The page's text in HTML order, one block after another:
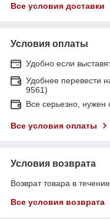
Все условия доставки
Условия оплаты
Удобно если
Удобнее перевести
9561)
Все серьезно,
Все условия оплаты
Условия возврата
Возврат товара в
Все условия возврата